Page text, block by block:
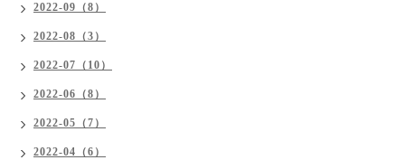
2022-09（8）
2022-08（3）
2022-07（10）
2022-06（8）
2022-05（7）
2022-04（6）